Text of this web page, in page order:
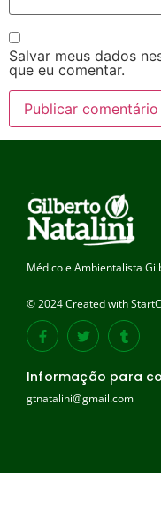
Salvar meus dados
que eu comentar.
Médico e Ambientalista
© 2024 Created with
Informação para
gtnatalini@gmail.com